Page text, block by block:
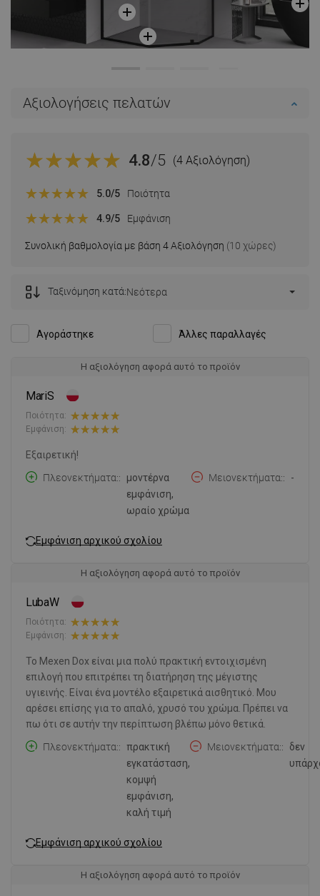
Αξιολογήσεις πελατών
4.8/5 (4 Αξιολόγηση)
Συνολική βαθμολογία με βάση 4 Αξιολόγηση (10 χώρες)
5.0/5 Ποιότητα
4.9/5 Εμφάνιση
Αγοράστηκε Άλλες παραλλαγές
Ταξινόμηση κατά:Νεότερα
Η αξιολόγηση αφορά αυτό το προϊόν
MariS
Ποιότητα:
Εμφάνιση:
Εξαιρετική!
Πλεονεκτήματα:
μοντέρνα
εμφάνιση,
ωραίο χρώμα
Μειονεκτήματα: -
Εμφάνιση αρχικού σχολίου
Η αξιολόγηση αφορά αυτό το προϊόν
LubaW
Ποιότητα:
Εμφάνιση:
Το Mexen Dox είναι μια πολύ πρακτική εντοιχισμένη
επιλογή που επιτρέπει τη διατήρηση της μέγιστης
υγιεινής. Είναι ένα μοντέλο εξαιρετικά αισθητικό. Μου
αρέσει επίσης για το απαλό, χρυσό του χρώμα. Πρέπει να
πω ότι σε αυτήν την περίπτωση βλέπω μόνο θετικά.
Πλεονεκτήματα:
πρακτική
εγκατάσταση,
κομψή
εμφάνιση,
καλή τιμή
Μειονεκτήματα:
δεν
Εμφάνιση αρχικού σχολίου
Η αξιολόγηση αφορά αυτό το προϊόν